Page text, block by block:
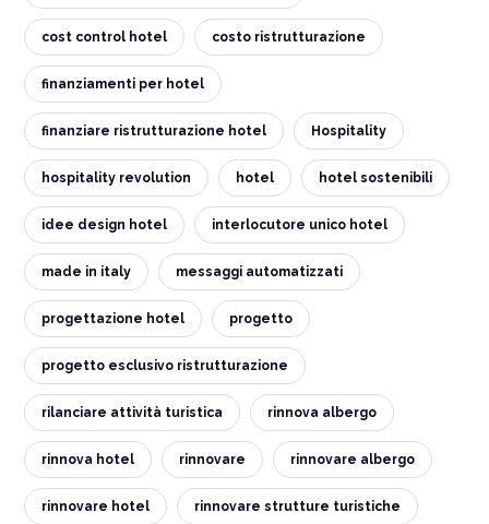
cost control hotel costo ristrutturazione
finanziamenti per hotel
finanziare ristrutturazione hotel Hospitality
hospitality revolution hotel hotel sostenibili
idee design hotel interlocutore unico hotel
made in italy messaggi automatizzati
progettazione hotel progetto
progetto esclusivo ristrutturazione
rilanciare attività turistica rinnova albergo
rinnova hotel rinnovare rinnovare albergo
rinnovare hotel rinnovare strutture turistiche